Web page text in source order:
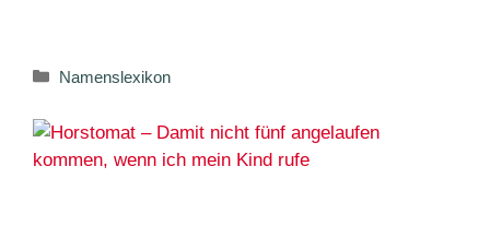
Kategorien
Namenslexikon